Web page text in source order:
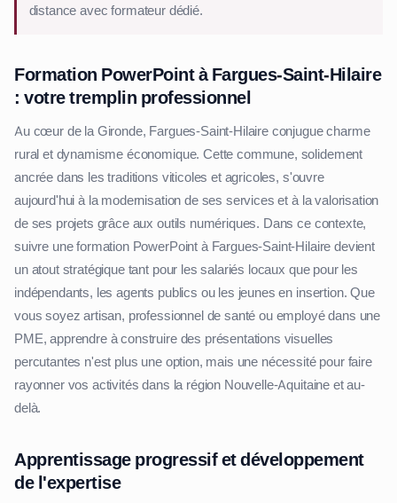
distance avec formateur dédié.
Formation PowerPoint à Fargues-Saint-Hilaire
: votre tremplin professionnel
Au cœur de la Gironde, Fargues-Saint-Hilaire conjugue charme
rural et dynamisme économique. Cette commune, solidement
ancrée dans les traditions viticoles et agricoles, s'ouvre
aujourd'hui à la modernisation de ses services et à la valorisation
de ses projets grâce aux outils numériques. Dans ce contexte,
suivre une formation PowerPoint à Fargues-Saint-Hilaire devient
un atout stratégique tant pour les salariés locaux que pour les
indépendants, les agents publics ou les jeunes en insertion. Que
vous soyez artisan, professionnel de santé ou employé dans une
PME, apprendre à construire des présentations visuelles
percutantes n'est plus une option, mais une nécessité pour faire
rayonner vos activités dans la région Nouvelle-Aquitaine et au-
delà.
Apprentissage progressif et développement
de l'expertise